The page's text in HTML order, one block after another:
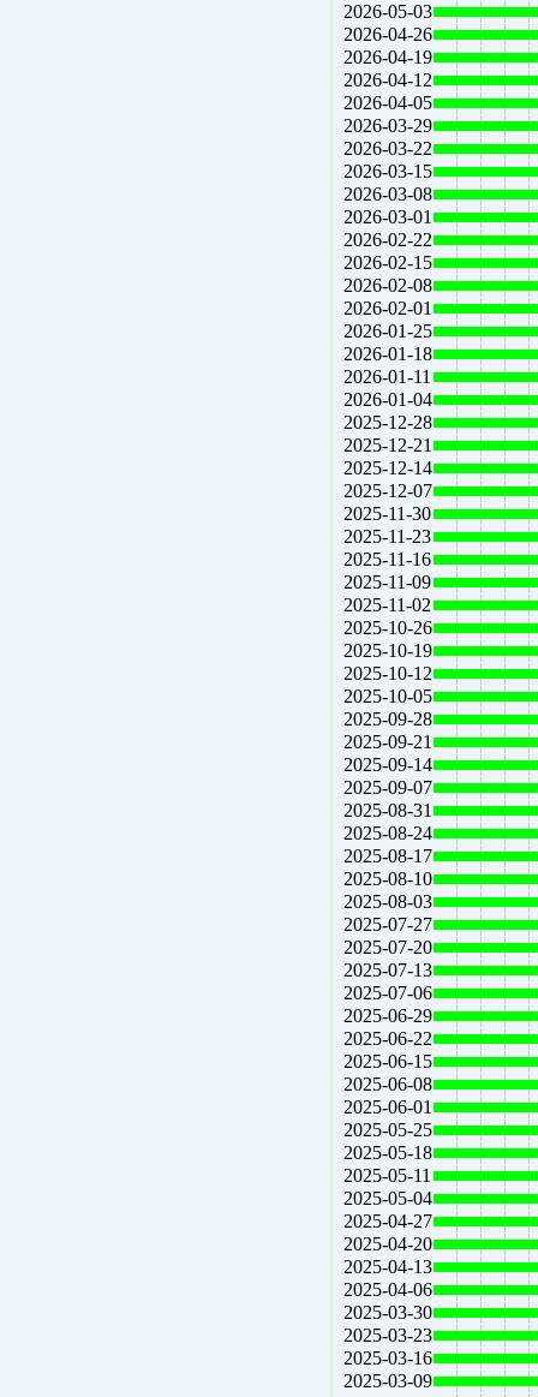
2026-05-03
2026-04-26
2026-04-19
2026-04-12
2026-04-05
2026-03-29
2026-03-22
2026-03-15
2026-03-08
2026-03-01
2026-02-22
2026-02-15
2026-02-08
2026-02-01
2026-01-25
2026-01-18
2026-01-11
2026-01-04
2025-12-28
2025-12-21
2025-12-14
2025-12-07
2025-11-30
2025-11-23
2025-11-16
2025-11-09
2025-11-02
2025-10-26
2025-10-19
2025-10-12
2025-10-05
2025-09-28
2025-09-21
2025-09-14
2025-09-07
2025-08-31
2025-08-24
2025-08-17
2025-08-10
2025-08-03
2025-07-27
2025-07-20
2025-07-13
2025-07-06
2025-06-29
2025-06-22
2025-06-15
2025-06-08
2025-06-01
2025-05-25
2025-05-18
2025-05-11
2025-05-04
2025-04-27
2025-04-20
2025-04-13
2025-04-06
2025-03-30
2025-03-23
2025-03-16
2025-03-09